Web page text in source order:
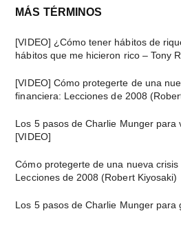
Barra
lateral
principal
MÁS TÉRMINOS
[VIDEO] ¿Cómo tener hábitos de
hábitos que me hicieron rico – Tony
[VIDEO] Cómo protegerte de una
financiera: Lecciones de 2008
Los 5 pasos de Charlie Munger para
[VIDEO]
Cómo protegerte de una nueva
Lecciones de 2008 (Robert Kiyosaki)
Los 5 pasos de Charlie Munger para